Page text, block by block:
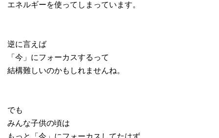
エネルギーを使ってしまっています。
逆に言えば
「今」にフォーカスするって
結構難しいのかもしれませんね。
でも
みんな子供の頃は